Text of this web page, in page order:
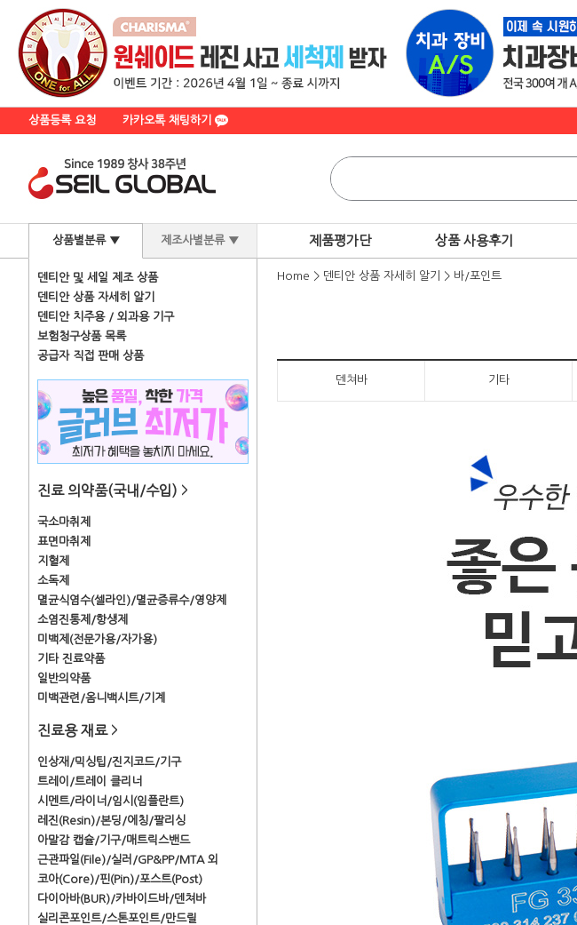
상품등록 요청 카카오톡 채팅하기
상품별분류 ▼ 제조사별분류 ▼
덴티안 및 세일 제조 상품
덴티안 상품 자세히 알기
덴티안 치주용 / 외과용 기구
보험청구상품 목록
공급자 직접 판매 상품
진료 의약품(국내/수입) >
국소마취제
표면마취제
지혈제
소독제
멸균식염수(셀라인)/멸균증류수/영양제
소염진통제/항생제
미백제(전문가용/자가용)
기타 진료약품
일반의약품
미백관련/옴니백시트/기계
진료용 재료 >
인상재/믹싱팁/진지코드/기구
트레이/트레이 클리너
시멘트/라이너/임시(임플란트)
레진(Resin)/본딩/에칭/팔리싱
아말감 캡슐/기구/매트릭스밴드
근관파일(File)/실러/GP&PP/MTA 외
코아(Core)/핀(Pin)/포스트(Post)
다이아바(BUR)/카바이드바/덴쳐바
실리콘포인트/스톤포인트/만드릴
제품평가단 상품 사용후기
Home > 덴티안 상품 자세히 알기 > 바/포인트
덴쳐바 기타